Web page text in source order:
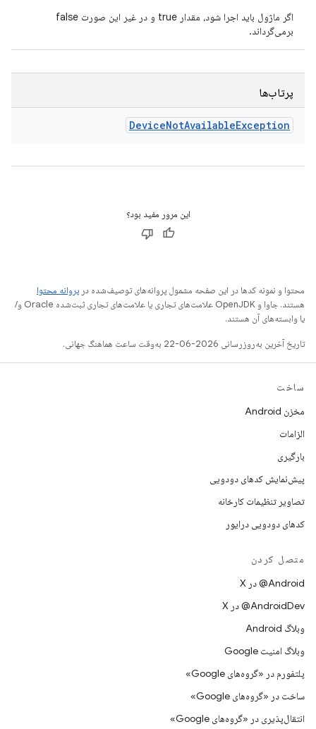
اگر ماژول باید اجرا شود، مقدار true و در غیر این صورت false
برمی‌گرداند.
پرتاب‌ها
DeviceNotAvailableException
این مرور مفید بود؟
محتوا و نمونه کدها در این صفحه مشمول پروانه‌های توصیف‌شده در پروانه محتوا
هستند. جاوا و OpenJDK علامت‌های تجاری یا علامت‌های تجاری ثبت‌شده Oracle و/
یا وابسته‌های آن هستند.
تاریخ آخرین به‌روزرسانی 2026-06-22 به‌وقت ساعت هماهنگ جهانی.
ساخت
مخزن Android
الزامات
بارگیری
پیش‌نمایش کدهای دودویی
تصاویر تنظیمات کارخانه
کدهای دودویی درایور
متصل کردن
‫‎@Android در X
‫‎@AndroidDev در X
وبلاگ Android
وبلاگ امنیت Google
پلتفورم در «گروه‌های Google»
ساخت در «گروه‌های Google»
انتقال‌پذیری در «گروه‌های Google»